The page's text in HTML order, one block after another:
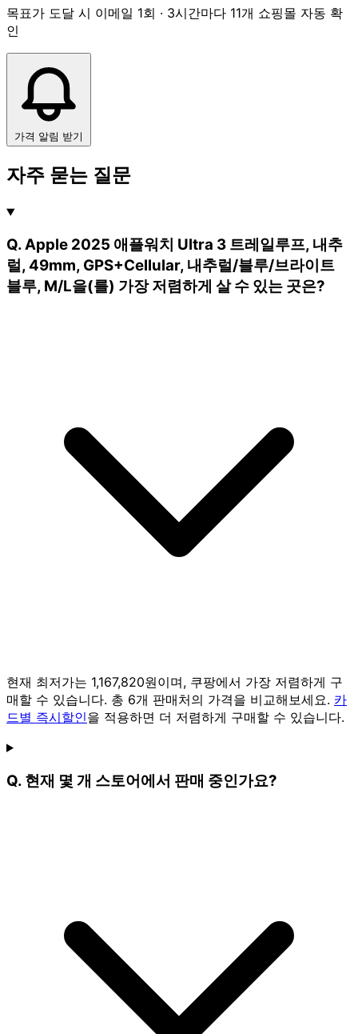
목표가 도달 시 이메일 1회 · 3시간마다 11개 쇼핑몰 자동 확
인
가격 알림 받기
자주 묻는 질문
Q. Apple 2025 애플워치 Ultra 3 트레일루프, 내추
럴, 49mm, GPS+Cellular, 내추럴/블루/브라이트
블루, M/L을(를) 가장 저렴하게 살 수 있는 곳은?
현재 최저가는 1,167,820원이며, 쿠팡에서 가장 저렴하게 구
매할 수 있습니다. 총 6개 판매처의 가격을 비교해보세요. 카
드별 즉시할인을 적용하면 더 저렴하게 구매할 수 있습니다.
Q. 현재 몇 개 스토어에서 판매 중인가요?